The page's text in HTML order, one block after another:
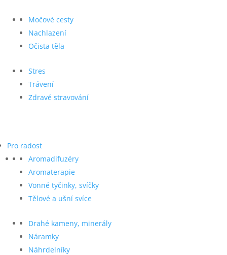
Močové cesty
Nachlazení
Očista těla
Stres
Trávení
Zdravé stravování
Pro radost
Aromadifuzéry
Aromaterapie
Vonné tyčinky, svíčky
Tělové a ušní svíce
Drahé kameny, minerály
Náramky
Náhrdelníky